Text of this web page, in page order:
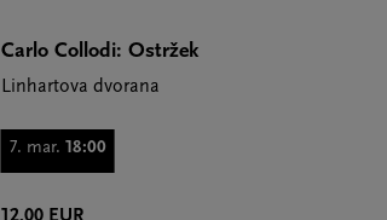
Carlo Collodi: Ostržek
Linhartova dvorana
7. mar. 18:00